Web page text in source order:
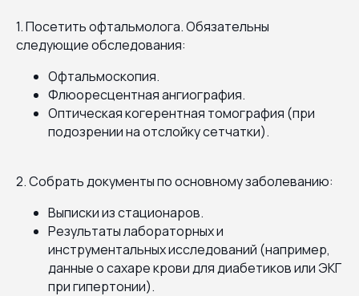
1. Посетить офтальмолога. Обязательны
следующие обследования:
Офтальмоскопия.
Флюоресцентная ангиография.
Оптическая когерентная томография (при
подозрении на отслойку сетчатки).
2. Собрать документы по основному заболеванию:
Выписки из стационаров.
Результаты лабораторных и
инструментальных исследований (например,
данные о сахаре крови для диабетиков или ЭКГ
при гипертонии).